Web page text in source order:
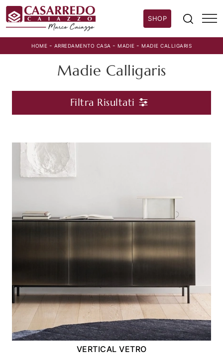
SHOP
HOME - ARREDAMENTO CASA - MADIE - MADIE CALLIGARIS
Madie Calligaris
Filtra Risultati
VERTICAL VETRO